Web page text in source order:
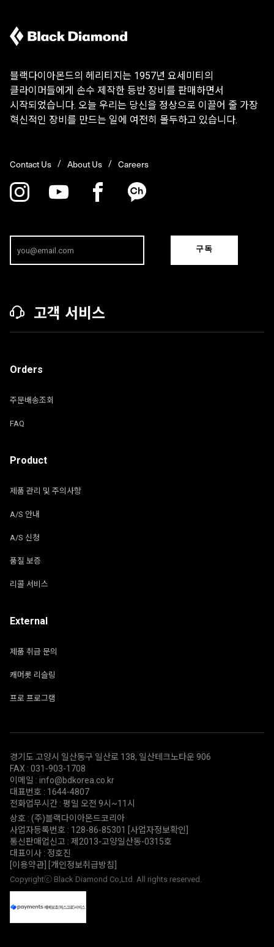
블랙다이아몬드의 헤리티지는 1957년 요세미티의
클라이머들에게 손수 제작한 등반 장비를 판매하면서
시작되었습니다. 오늘 우리는 당신을 정상으로 이끌어 줄 가장
혁신적인 장비를 만드는 일에 여전히 몰두하고 있습니다.
Contact Us About Us Careers
구독
고객 서비스
Orders
주문배송조회
FAQ
Product
제품 관리 및 주의사항
A/S 안내
A/S 신청
품질 보증
리콜 서비스
External
제품 취급 문의
캐머롯 리슬링
프로 프로그램
경기도 고양시 일산동구 일산로 138, 일산테크노타운 906
FAX : 031-903-1708
이메일 : info@bdkorea.co.kr
대표번호 : 1644-4807
전화업무시간 : 평일 오전 9시~11시
상호 : (주)블랙다이아몬드코리아
사업자등록번호 : 128-86-85301
[사업자정보확인]
통신판매업신고 : 제2013-고양일산동-0315호
대표이사 : 정호진
[이용약관]
[개인정보취급방침]
Copyrightⓒ Black Diamond Co,Ltd. All rights reserved.